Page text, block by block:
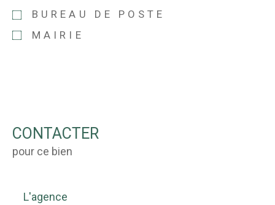
BUREAU DE POSTE
MAIRIE
CONTACTER
pour ce bien
L'agence